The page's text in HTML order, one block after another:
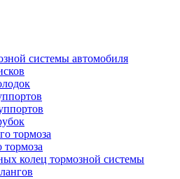
системы автомобиля
тормоза
тормоза
колец тормозной системы